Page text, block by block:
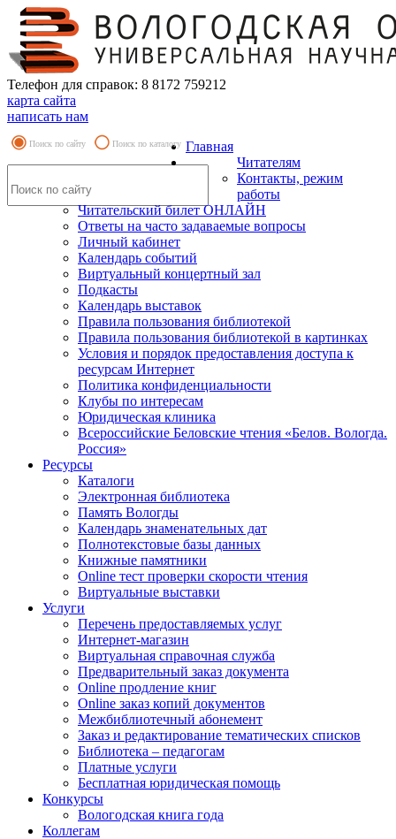
Телефон для справок: 8 8172 759212
карта сайта
написать нам
Поиск по сайту Поиск по каталогу Главная
Читателям
Контакты, режим
работы
Читательский билет ОНЛАЙН
Ответы на часто задаваемые вопросы
Личный кабинет
Календарь событий
Виртуальный концертный зал
Подкасты
Календарь выставок
Правила пользования библиотекой
Правила пользования библиотекой в картинках
Условия и порядок предоставления доступа к
ресурсам Интернет
Политика конфиденциальности
Клубы по интересам
Юридическая клиника
Всероссийские Беловские чтения «Белов. Вологда.
Россия»
Ресурсы
Каталоги
Электронная библиотека
Память Вологды
Календарь знаменательных дат
Полнотекстовые базы данных
Книжные памятники
Online тест проверки скорости чтения
Виртуальные выставки
Услуги
Перечень предоставляемых услуг
Интернет-магазин
Виртуальная справочная служба
Предварительный заказ документа
Online продление книг
Online заказ копий документов
Межбиблиотечный абонемент
Заказ и редактирование тематических списков
Библиотека – педагогам
Платные услуги
Бесплатная юридическая помощь
Конкурсы
Вологодская книга года
Коллегам